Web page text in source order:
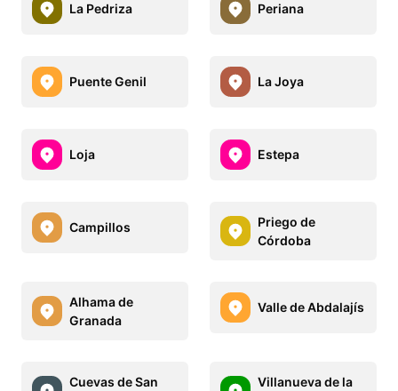
La Pedriza Periana
Puente Genil La Joya
Loja Estepa
Campillos
Priego de
Córdoba
Alhama de
Granada
Valle de Abdalajís
Cuevas de San
Villanueva de la